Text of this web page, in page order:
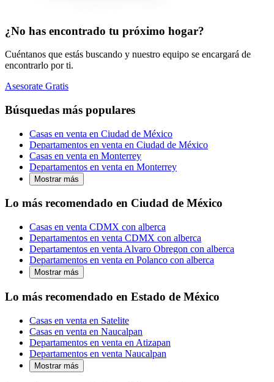
¿No has encontrado tu próximo hogar?
Cuéntanos que estás buscando y nuestro equipo se encargará de
encontrarlo por ti.
Asesorate Gratis
Búsquedas más populares
Casas en venta en Ciudad de México
Departamentos en venta en Ciudad de México
Casas en venta en Monterrey
Departamentos en venta en Monterrey
Mostrar más
Lo más recomendado en Ciudad de México
Casas en venta CDMX con alberca
Departamentos en venta CDMX con alberca
Departamentos en venta Alvaro Obregon con alberca
Departamentos en venta en Polanco con alberca
Mostrar más
Lo más recomendado en Estado de México
Casas en venta en Satelite
Casas en venta en Naucalpan
Departamentos en venta en Atizapan
Departamentos en venta Naucalpan
Mostrar más